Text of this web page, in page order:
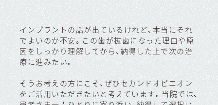
インプラントの話が出ているけれど、本当にそれ
でよいのか不安。この歯が抜歯になった理由や原
因をしっかり理解してから、納得した上で次の治
療に進みたい。
そうお考えの方にこそ、ぜひセカンドオピニオン
をご活用いただきたいと考えています。当院では、